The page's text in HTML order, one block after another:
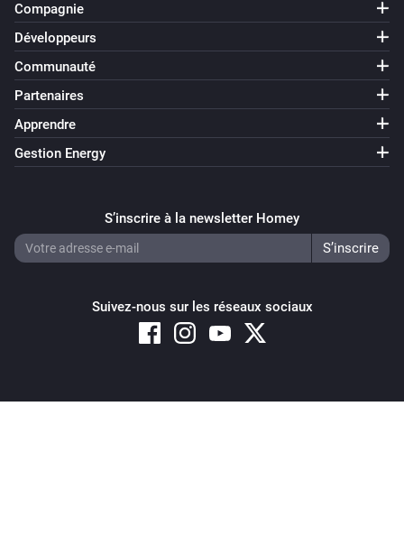
Compagnie
Développeurs
Communauté
Partenaires
Apprendre
Gestion Energy
S’inscrire à la newsletter Homey
Suivez-nous sur les réseaux sociaux